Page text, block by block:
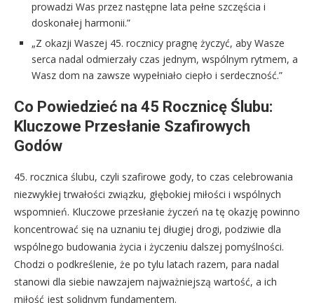
prowadzi Was przez następne lata pełne szczęścia i
doskonałej harmonii.”
„Z okazji Waszej 45. rocznicy pragnę życzyć, aby Wasze
serca nadal odmierzały czas jednym, wspólnym rytmem, a
Wasz dom na zawsze wypełniało ciepło i serdeczność.”
Co Powiedzieć na 45 Rocznicę Ślubu:
Kluczowe Przesłanie Szafirowych
Godów
45. rocznica ślubu, czyli szafirowe gody, to czas celebrowania
niezwykłej trwałości związku, głębokiej miłości i wspólnych
wspomnień. Kluczowe przesłanie życzeń na tę okazję powinno
koncentrować się na uznaniu tej długiej drogi, podziwie dla
wspólnego budowania życia i życzeniu dalszej pomyślności.
Chodzi o podkreślenie, że po tylu latach razem, para nadal
stanowi dla siebie nawzajem najważniejszą wartość, a ich
miłość jest solidnym fundamentem.